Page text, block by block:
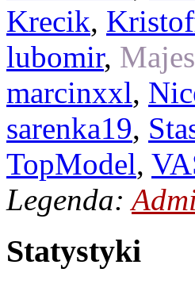
Krecik,
lubomir,
marcinxxl,
sarenka19,
TopModel,
Legenda:
Statystyki